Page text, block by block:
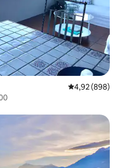
Gemiddelde
4,92 (898)